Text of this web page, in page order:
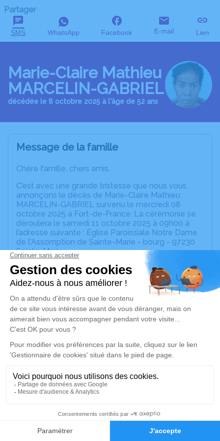
Faire-part Hommages
Partager
SMS WhatsApp Facebook E-mail Lien
Marie-Claire Mathieu
MARCELIN-GABRIEL
décédée le 8 octobre 2025 à l'âge de 52 ans
Message de la famille
Chère famille, chers amis,
C’est avec une grande tristesse que nous vous
annonçons le décès de Marie-Claire Mathieu
MARCELIN-GABRIEL survenu le mercredi 08
octobre 2025 à Fort-de-France. La cérémonie se
déroulera le samedi 11 octobre 2025 à 09h00 à
l’adresse suivante : Église Paroissiale Notre Dame
de l'Assomption de Sainte-Marie - bourg - 97230
Sainte-Marie.
Une veillée aura lieu vendredi 10 octobre 2025 de
17h à 21h au salon de recueillement de Sainte-
Marie
Nous vous invitons à utiliser cet espace pour
laisser vos condoléances, partager des photos
souvenirs, une anecdote ou exprimer vos pensées
à travers des poèmes ou des textes. Cet endroit
est un lieu d'expression dédié à honorer la
mémoire de Marie-Claire Mathieu MARCELIN-
GABRIEL.
Un service de plantation d’arbre hommage est
disponible ici.